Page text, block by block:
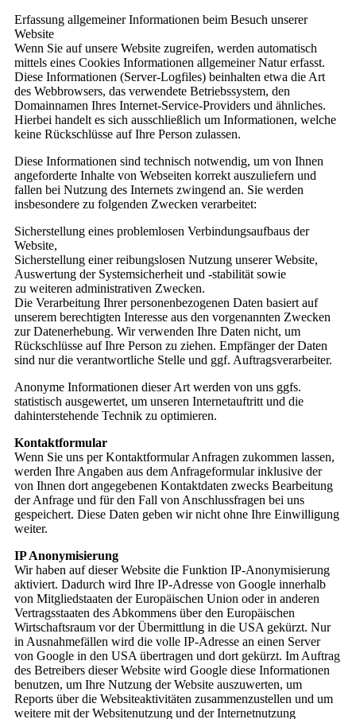
Erfassung allgemeiner Informationen beim Besuch unserer
Website
Wenn Sie auf unsere Website zugreifen, werden automatisch
mittels eines Cookies Informationen allgemeiner Natur erfasst.
Diese Informationen (Server-Logfiles) beinhalten etwa die Art
des Webbrowsers, das verwendete Betriebssystem, den
Domainnamen Ihres Internet-Service-Providers und ähnliches.
Hierbei handelt es sich ausschließlich um Informationen, welche
keine Rückschlüsse auf Ihre Person zulassen.
Diese Informationen sind technisch notwendig, um von Ihnen
angeforderte Inhalte von Webseiten korrekt auszuliefern und
fallen bei Nutzung des Internets zwingend an. Sie werden
insbesondere zu folgenden Zwecken verarbeitet:
Sicherstellung eines problemlosen Verbindungsaufbaus der
Website,
Sicherstellung einer reibungslosen Nutzung unserer Website,
Auswertung der Systemsicherheit und -stabilität sowie
zu weiteren administrativen Zwecken.
Die Verarbeitung Ihrer personenbezogenen Daten basiert auf
unserem berechtigten Interesse aus den vorgenannten Zwecken
zur Datenerhebung. Wir verwenden Ihre Daten nicht, um
Rückschlüsse auf Ihre Person zu ziehen. Empfänger der Daten
sind nur die verantwortliche Stelle und ggf. Auftragsverarbeiter.
Anonyme Informationen dieser Art werden von uns ggfs.
statistisch ausgewertet, um unseren Internetauftritt und die
dahinterstehende Technik zu optimieren.
Kontaktformular
Wenn Sie uns per Kontaktformular Anfragen zukommen lassen,
werden Ihre Angaben aus dem Anfrageformular inklusive der
von Ihnen dort angegebenen Kontaktdaten zwecks Bearbeitung
der Anfrage und für den Fall von Anschlussfragen bei uns
gespeichert. Diese Daten geben wir nicht ohne Ihre Einwilligung
weiter.
IP Anonymisierung
Wir haben auf dieser Website die Funktion IP-Anonymisierung
aktiviert. Dadurch wird Ihre IP-Adresse von Google innerhalb
von Mitgliedstaaten der Europäischen Union oder in anderen
Vertragsstaaten des Abkommens über den Europäischen
Wirtschaftsraum vor der Übermittlung in die USA gekürzt. Nur
in Ausnahmefällen wird die volle IP-Adresse an einen Server
von Google in den USA übertragen und dort gekürzt. Im Auftrag
des Betreibers dieser Website wird Google diese Informationen
benutzen, um Ihre Nutzung der Website auszuwerten, um
Reports über die Websiteaktivitäten zusammenzustellen und um
weitere mit der Websitenutzung und der Internetnutzung